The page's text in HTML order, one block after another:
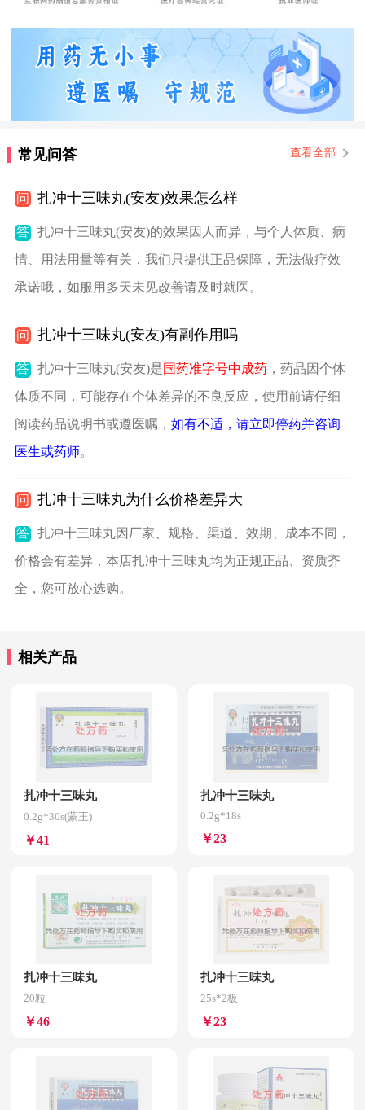
常见问答 查看全部
问 扎冲十三味丸(安友)效果怎么样
答 扎冲十三味丸(安友)的效果因人而异，与个人体质、病
情、用法用量等有关，我们只提供正品保障，无法做疗效
承诺哦，如服用多天未见改善请及时就医。
问 扎冲十三味丸(安友)有副作用吗
答 扎冲十三味丸(安友)是国药准字号中成药，药品因个体
体质不同，可能存在个体差异的不良反应，使用前请仔细
阅读药品说明书或遵医嘱， 如有不适，请立即停药并咨询
医生或药师。
问 扎冲十三味丸为什么价格差异大
答 扎冲十三味丸因厂家、规格、渠道、效期、成本不同，
价格会有差异，本店扎冲十三味丸均为正规正品、资质齐
全，您可放心选购。
相关产品
扎冲十三味丸
0.2g*30s(蒙王)
￥41
扎冲十三味丸
0.2g*18s
￥23
扎冲十三味丸
20粒
￥46
扎冲十三味丸
25s*2板
￥23